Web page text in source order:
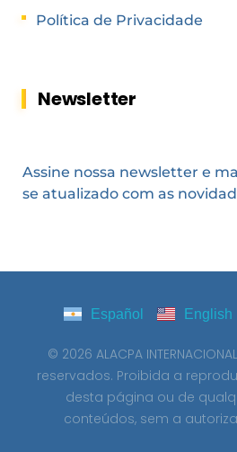
Política de Privacidade
Newsletter
Assine nossa newsletter e
se atualizado com as
Español English
© 2026 ALACPA
reservados. Proibida a
desta página ou de
conteúdos, sem a